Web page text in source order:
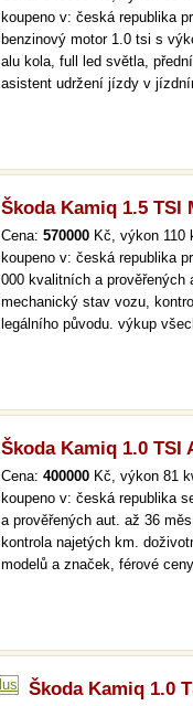
koupeno v: česká republika
benzinový motor 1.0 tsi s
alu kola, full led světla,
asistent udržení jízdy v
startování, čtení dopravních
Škoda Kamiq 1.5 TSI
Cena: 570000 Kč, výkon 110
koupeno v: česká republika
000 kvalitních a prověřených
mechanický stav vozu,
legálního původu. výkup
36 měsíců garance na
Škoda Kamiq 1.0 TSI
Cena: 400000 Kč, výkon 81
koupeno v: česká republika
a prověřených aut. až 36
kontrola najetých km.
modelů a značek, férové
mechanický stav vozu,
Škoda Kamiq 1.0